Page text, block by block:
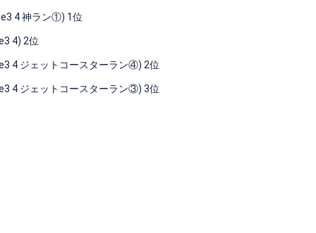
4 神ラン①) 1位
4) 2位
4 ジェットコースターラン④) 2位
4 ジェットコースターラン③) 3位